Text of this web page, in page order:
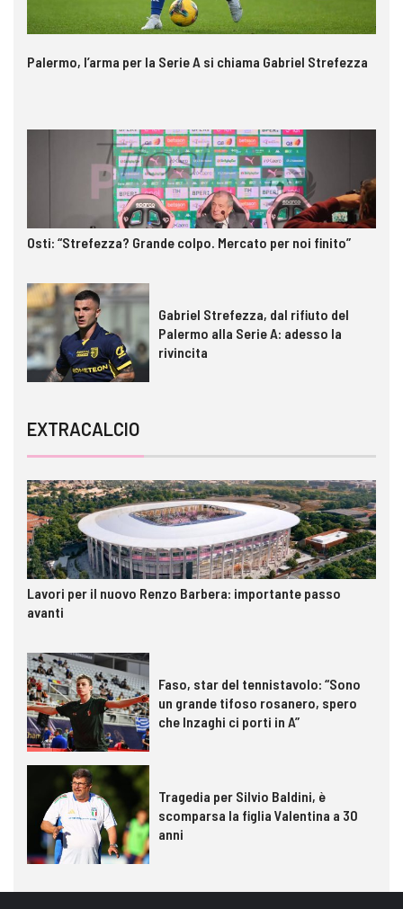
Palermo, l’arma per la Serie A si chiama Gabriel Strefezza
Osti: “Strefezza? Grande colpo. Mercato per noi finito”
Gabriel Strefezza, dal rifiuto del
Palermo alla Serie A: adesso la
rivincita
EXTRACALCIO
Lavori per il nuovo Renzo Barbera: importante passo
avanti
Faso, star del tennistavolo: “Sono
un grande tifoso rosanero, spero
che Inzaghi ci porti in A”
Tragedia per Silvio Baldini, è
scomparsa la figlia Valentina a 30
anni